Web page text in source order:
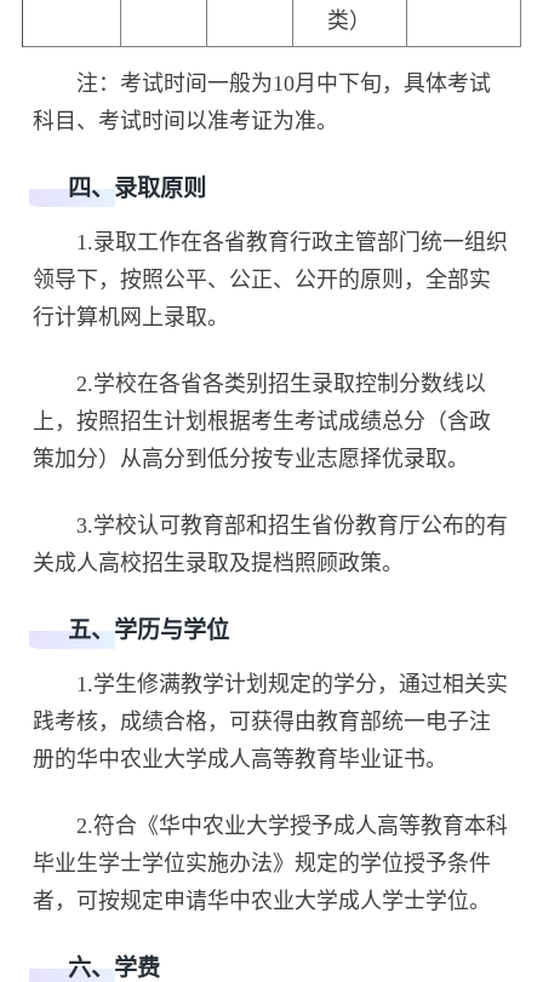
类）
注：考试时间一般为10月中下旬，具体考试
科目、考试时间以准考证为准。
四、录取原则
1.录取工作在各省教育行政主管部门统一组织
领导下，按照公平、公正、公开的原则，全部实
行计算机网上录取。
2.学校在各省各类别招生录取控制分数线以
上，按照招生计划根据考生考试成绩总分（含政
策加分）从高分到低分按专业志愿择优录取。
3.学校认可教育部和招生省份教育厅公布的有
关成人高校招生录取及提档照顾政策。
五、学历与学位
1.学生修满教学计划规定的学分，通过相关实
践考核，成绩合格，可获得由教育部统一电子注
册的华中农业大学成人高等教育毕业证书。
2.符合《华中农业大学授予成人高等教育本科
毕业生学士学位实施办法》规定的学位授予条件
者，可按规定申请华中农业大学成人学士学位。
六、学费